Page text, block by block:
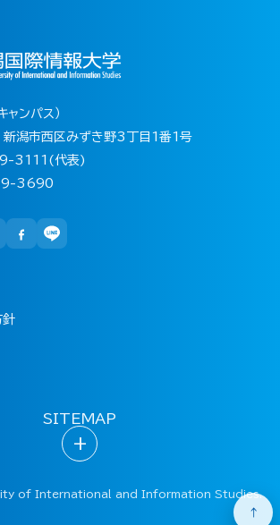
ャンパス）
潟市西区みずき野3丁目1番1号
3111(代表)
3690
針
SITEMAP
+
of International and Information Studies.
↑